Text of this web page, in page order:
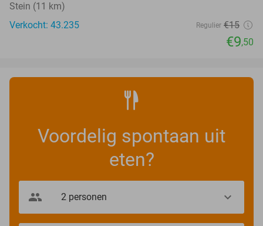
Stein (11 km)
Verkocht: 43.235
Regulier €15
€9,50
Voordelig spontaan uit
eten?